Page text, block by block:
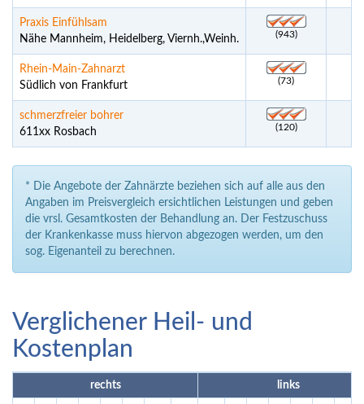
Praxis Einfühlsam
Nähe Mannheim, Heidelberg, Viernh.,Weinh.
(943)
Rhein-Main-Zahnarzt
Südlich von Frankfurt
(73)
schmerzfreier bohrer
611xx Rosbach
(120)
* Die Angebote der Zahnärzte beziehen sich auf alle aus den
Angaben im Preisvergleich ersichtlichen Leistungen und geben
die vrsl. Gesamtkosten der Behandlung an. Der Festzuschuss
der Krankenkasse muss hiervon abgezogen werden, um den
sog. Eigenanteil zu berechnen.
Verglichener Heil- und
Kostenplan
rechts links